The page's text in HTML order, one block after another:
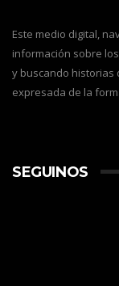
Este medio digital,
información sobre
y buscando historias
expresada de la
SEGUINOS